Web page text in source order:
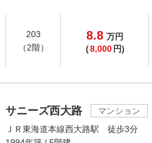
203
（2階）
8.8 万円
(8,000 円)
サニーズ西大路
マンション
ＪＲ東海道本線西大路駅 徒歩3分